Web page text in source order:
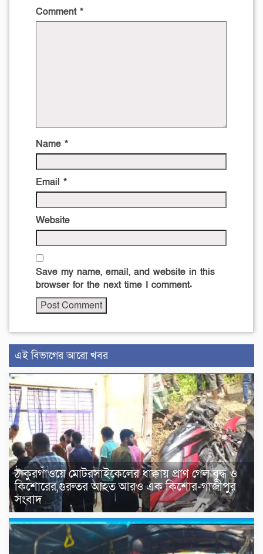
Comment *
Name *
Email *
Website
Save my name, email, and website in this
browser for the next time I comment.
এই বিভাগের আরো খবর
ঠাকুরগাঁওয়ে মোটরসাইকেলের ধাক্কায় প্রাণ গেল বৃদ্ধ ও
কিশোরের,গুরুতর আহত আরও এক কিশোর-গাজীপুর
সংবাদ